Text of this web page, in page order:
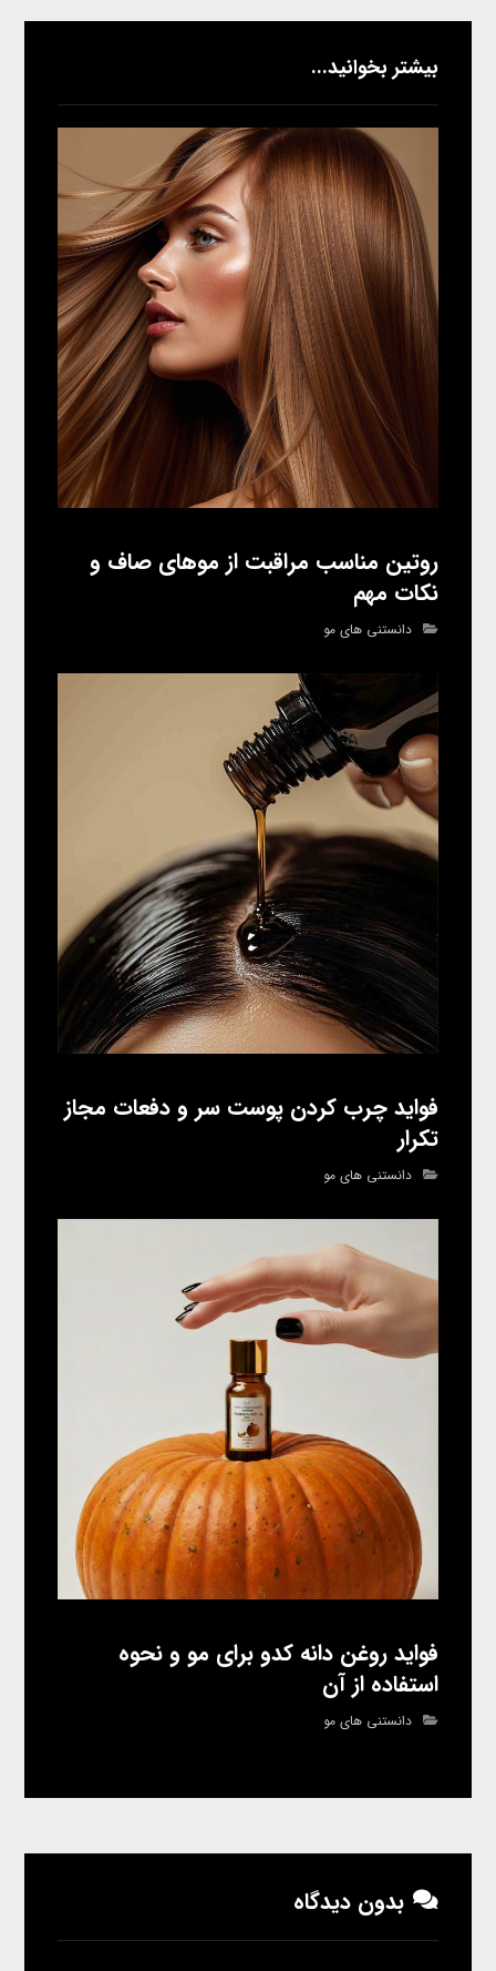
بیشتر بخوانید...
روتین مناسب مراقبت از موهای صاف و
نکات مهم
دانستنی های مو
فواید چرب کردن پوست سر و دفعات مجاز
تکرار
دانستنی های مو
فواید روغن دانه کدو برای مو و نحوه
استفاده از آن
دانستنی های مو
بدون دیدگاه